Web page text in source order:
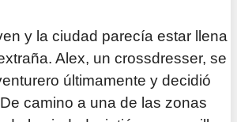
y la ciudad parecía estar llena
Alex, un crossdresser, se
últimamente y decidió
camino a una de las zonas